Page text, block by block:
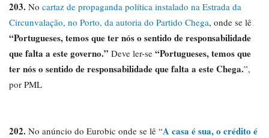
203. No cartaz de propaganda política instalado na Estrada da
Circunvalação, no Porto, da autoria do Partido Chega, onde se lê
“Portugueses, temos que ter nós o sentido de responsabilidade
que falta a este governo.” Deve ler-se “Portugueses, temos que
ter nós o sentido de responsabilidade que falta a este Chega.”,
por PML
202. No anúncio do Eurobic onde se lê “A casa é sua, o crédito é